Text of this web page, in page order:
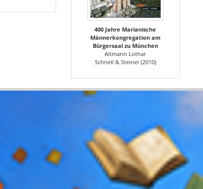
400 Jahre Marianische
Männerkongregation am
Bürgersaal zu München
Altmann Lothar
Schnell & Steiner (2010)